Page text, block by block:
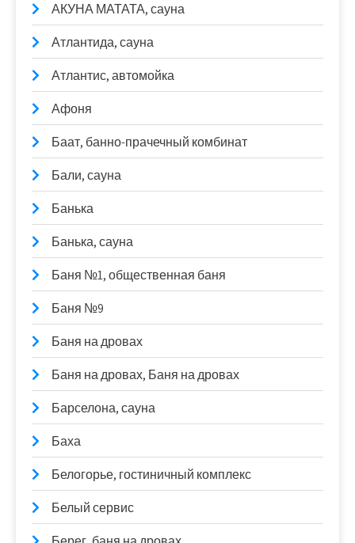
АКУНА МАТАТА, сауна
Атлантида, сауна
Атлантис, автомойка
Афоня
Баат, банно-прачечный комбинат
Бали, сауна
Банька
Банька, сауна
Баня №1, общественная баня
Баня №9
Баня на дровах
Баня на дровах, Баня на дровах
Барселона, сауна
Баха
Белогорье, гостиничный комплекс
Белый сервис